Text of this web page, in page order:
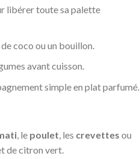
libérer toute sa palette
coco ou un bouillon.
avant cuisson.
simple en plat parfumé.
, le poulet, les crevettes ou
de citron vert.